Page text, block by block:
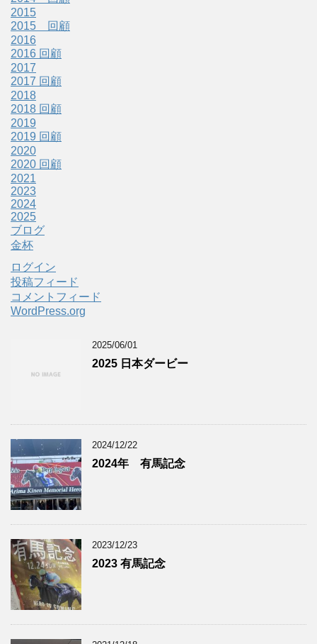
2015
2015 回顧
2016
2016 回顧
2017
2017 回顧
2018
2018 回顧
2019
2019 回顧
2020
2020 回顧
2021
2023
2024
2025
ブログ
金杯
ログイン
投稿フィード
コメントフィード
WordPress.org
2025/06/01
2025 日本ダービー
2024/12/22
2024年 有馬記念
2023/12/23
2023 有馬記念